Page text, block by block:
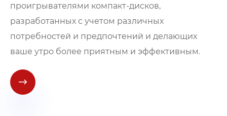
проигрывателями компакт-дисков,
разработанных с учетом различных
потребностей и предпочтений и делающих
ваше утро более приятным и эффективным.
